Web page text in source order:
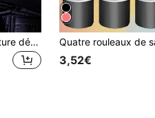
1 pièce Poubelle de voiture décorée de strass, organisateur de déchets, décoration de chambre
3,52€